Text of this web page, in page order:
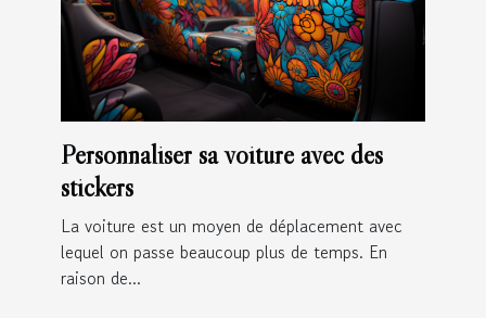
Personnaliser sa voiture avec des
stickers
La voiture est un moyen de déplacement avec
lequel on passe beaucoup plus de temps. En
raison de...